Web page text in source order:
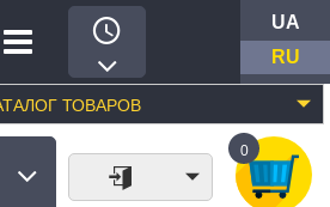
UA
RU
ТОВАРОВ
0